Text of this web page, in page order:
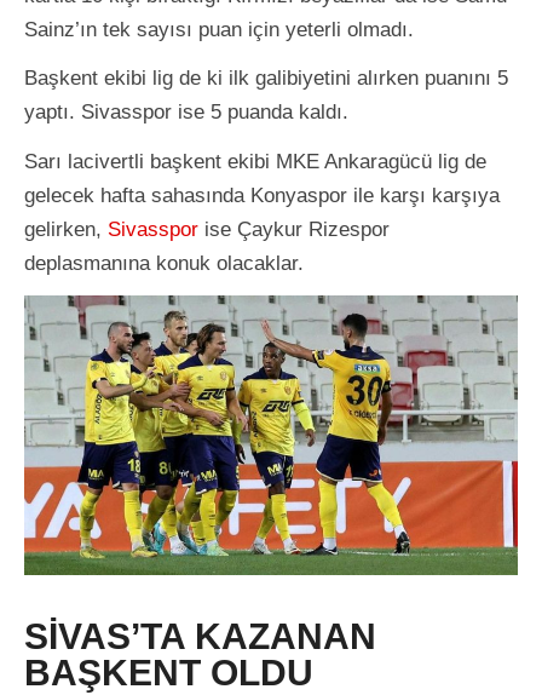
Sainz’ın tek sayısı puan için yeterli olmadı.
Başkent ekibi lig de ki ilk galibiyetini alırken puanını 5
yaptı. Sivasspor ise 5 puanda kaldı.
Sarı lacivertli başkent ekibi MKE Ankaragücü lig de
gelecek hafta sahasında Konyaspor ile karşı karşıya
gelirken, Sivasspor ise Çaykur Rizespor
deplasmanına konuk olacaklar.
SİVAS’TA KAZANAN
BAŞKENT OLDU